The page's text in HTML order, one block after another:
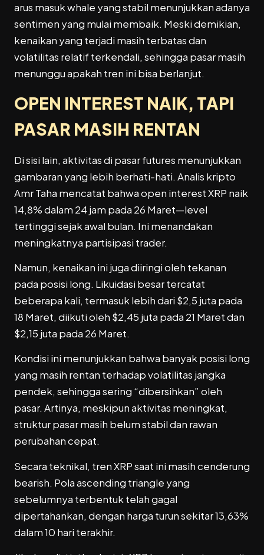
arus masuk whale yang stabil menunjukkan adanya
sentimen yang mulai membaik. Meski demikian,
kenaikan yang terjadi masih terbatas dan
volatilitas relatif terkendali, sehingga pasar masih
menunggu apakah tren ini bisa berlanjut.
OPEN INTEREST NAIK, TAPI
PASAR MASIH RENTAN
Di sisi lain, aktivitas di pasar futures menunjukkan
gambaran yang lebih berhati-hati. Analis kripto
Amr Taha mencatat bahwa open interest XRP naik
14,8% dalam 24 jam pada 26 Maret—level
tertinggi sejak awal bulan. Ini menandakan
meningkatnya partisipasi trader.
Namun, kenaikan ini juga diiringi oleh tekanan
pada posisi long. Likuidasi besar tercatat
beberapa kali, termasuk lebih dari $2,5 juta pada
18 Maret, diikuti oleh $2,45 juta pada 21 Maret dan
$2,15 juta pada 26 Maret.
Kondisi ini menunjukkan bahwa banyak posisi long
yang masih rentan terhadap volatilitas jangka
pendek, sehingga sering “dibersihkan” oleh
pasar. Artinya, meskipun aktivitas meningkat,
struktur pasar masih belum stabil dan rawan
perubahan cepat.
Secara teknikal, tren XRP saat ini masih cenderung
bearish. Pola ascending triangle yang
sebelumnya terbentuk telah gagal
dipertahankan, dengan harga turun sekitar 13,63%
dalam 10 hari terakhir.